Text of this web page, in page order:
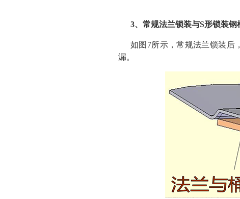
3、常规法兰锁装与S形锁装
如图7所示，常规法兰锁装后
漏。